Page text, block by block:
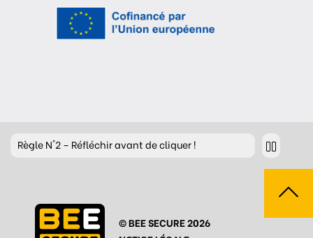
RègleN°2 – Réfléchir avant de cliquer !
RègleN°4 – Respecter les autres
RègleN°5 – Se protéger du piratage
© BEE SECURE 2026